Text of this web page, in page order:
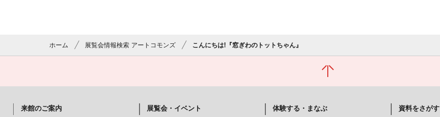
ホーム 展覧会情報検索 アートコモンズ こんにちは!『窓ぎわのトットちゃん』
来館のご案内 展覧会・イベント 体験する・まなぶ 資料をさがす